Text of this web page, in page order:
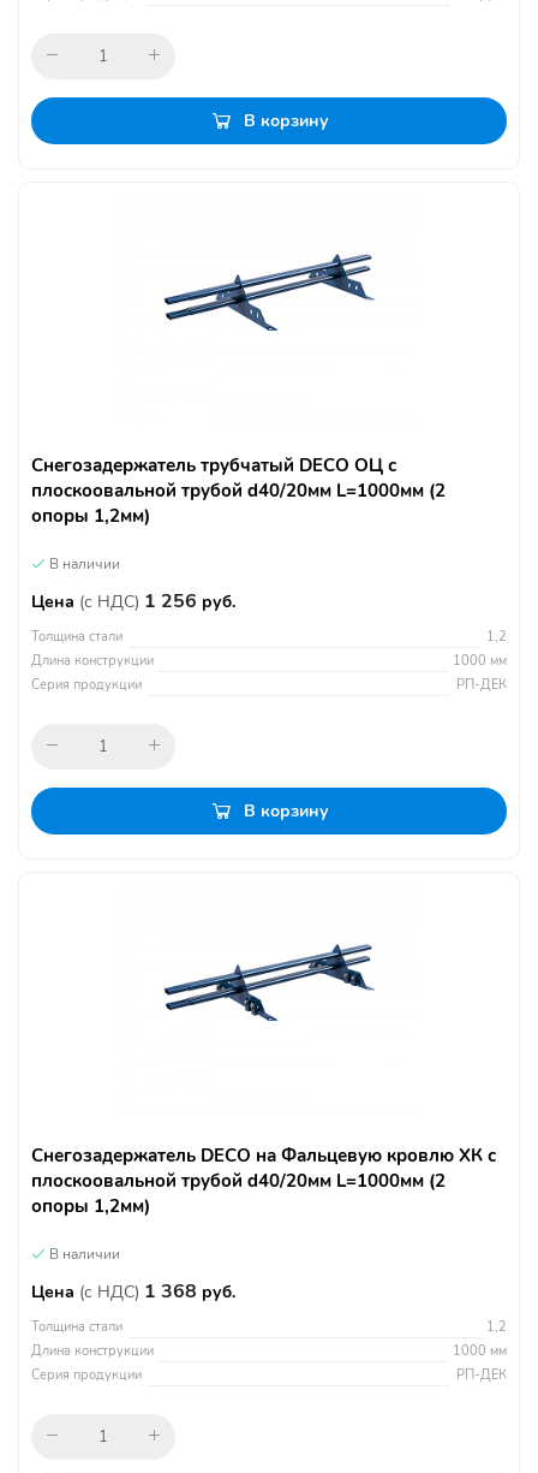
В корзину
Снегозадержатель трубчатый DECO ОЦ с
плоскоовальной трубой d40/20мм L=1000мм (2
опоры 1,2мм)
В наличии
Цена (с НДС) 1 256 руб.
Толщина стали
1,2
Длина конструкции
1000 мм
Серия продукции
РП-ДЕК
В корзину
Снегозадержатель DECO на Фальцевую кровлю ХК с
плоскоовальной трубой d40/20мм L=1000мм (2
опоры 1,2мм)
В наличии
Цена (с НДС) 1 368 руб.
Толщина стали
1,2
Длина конструкции
1000 мм
Серия продукции
РП-ДЕК